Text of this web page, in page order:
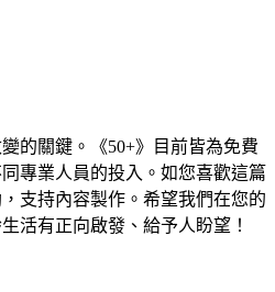
的關鍵。《50+》目前皆為免費
專業人員的投入。如您喜歡這篇
支持內容製作。希望我們在您的
活有正向啟發、給予人盼望！